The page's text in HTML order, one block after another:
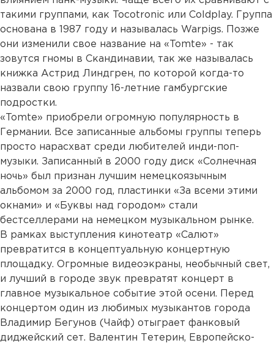
такими группами, как Tocotronic или Coldplay. Группа
основана в 1987 году и называлась Warpigs. Позже
они изменили свое название на «Tomte» - так
зовутся гномы в Скандинавии, так же называлась
книжка Астрид Линдгрен, по которой когда-то
назвали свою группу 16-летние гамбургские
подростки.
«Tomte» приобрели огромную популярность в
Германии. Все записанные альбомы группы теперь
просто нарасхват среди любителей инди-поп-
музыки. Записанный в 2000 году диск «Солнечная
ночь» был признан лучшим немецкоязычным
альбомом за 2000 год, пластинки «За всеми этими
окнами» и «Буквы над городом» стали
бестселлерами на немецком музыкальном рынке.
В рамках выступления кинотеатр «Салют»
превратится в концептуальную концертную
площадку. Огромные видеоэкраны, необычный свет,
и лучший в городе звук превратят концерт в
главное музыкальное событие этой осени. Перед
концертом один из любимых музыкантов города
Владимир Бегунов (Чайф) отыграет фанковый
диджейский сет. Валентин Тетерин, Европейско-